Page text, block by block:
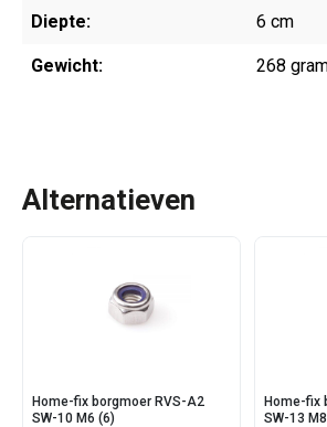
Diepte: 6 cm
Gewicht: 268
Alternatieven
Home-fix borgmoer RVS-A2
SW-10 M6 (6)
Home-fix
SW-13